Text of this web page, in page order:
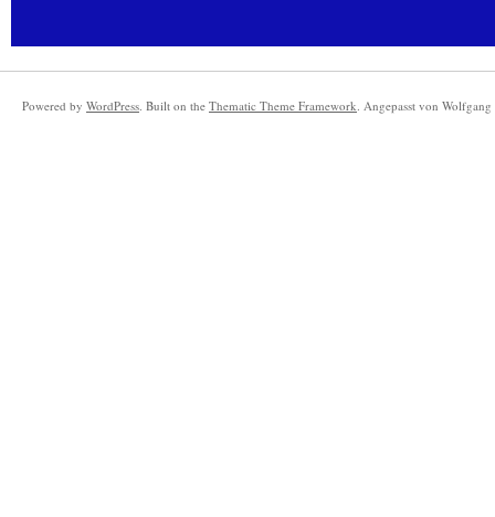
Powered by WordPress. Built on the Thematic Theme Framework. Angepasst von